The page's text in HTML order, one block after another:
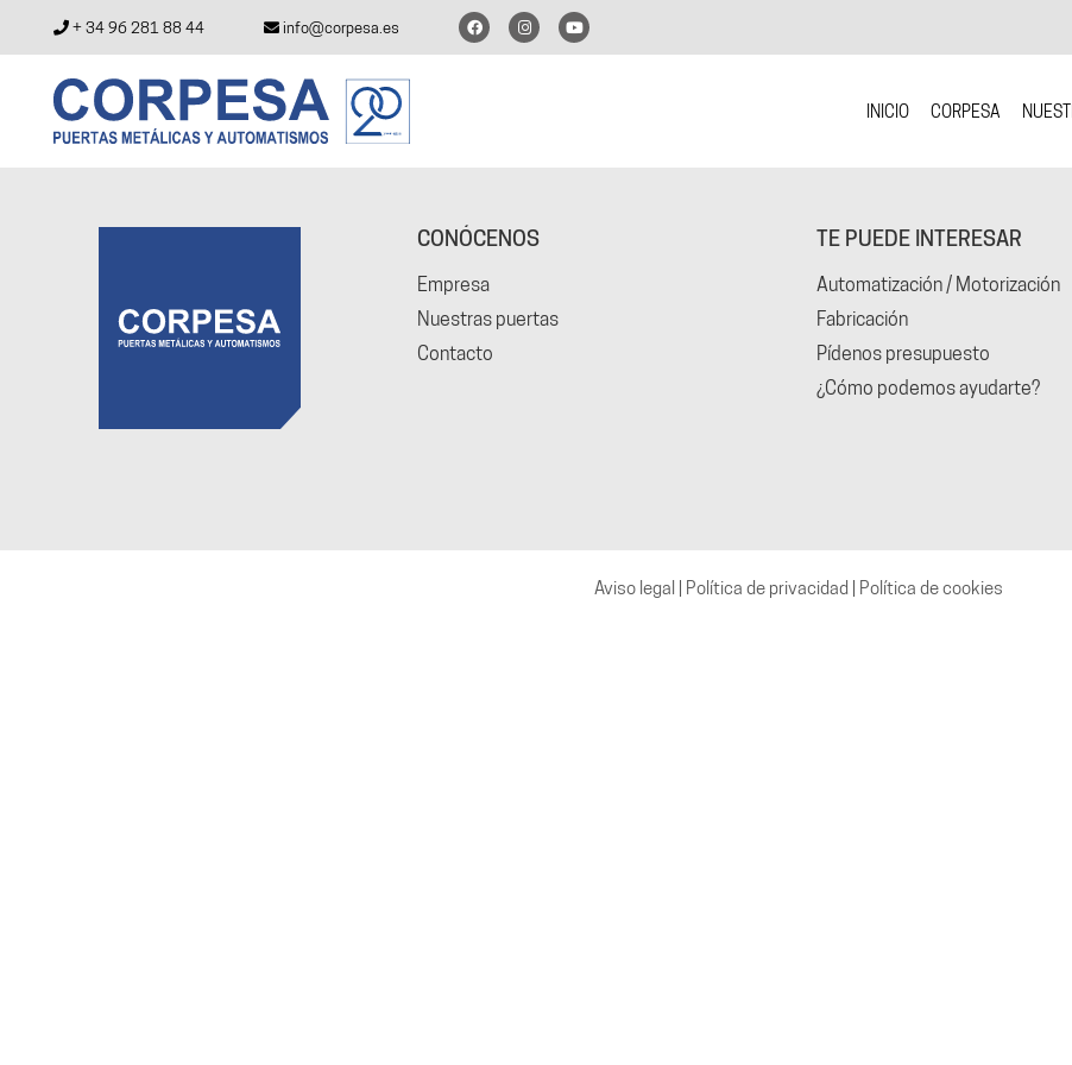
+ 34 96 281 88 44 info@corpesa.es
INICIO CORPESA
CONÓCENOS
Empresa
Nuestras puertas
Contacto
TE PUEDE INTERESAR
Automatización / Motorización
Fabricación
Pídenos presupuesto
¿Cómo podemos ayudarte?
Aviso legal Política de privacidad Política de cookies